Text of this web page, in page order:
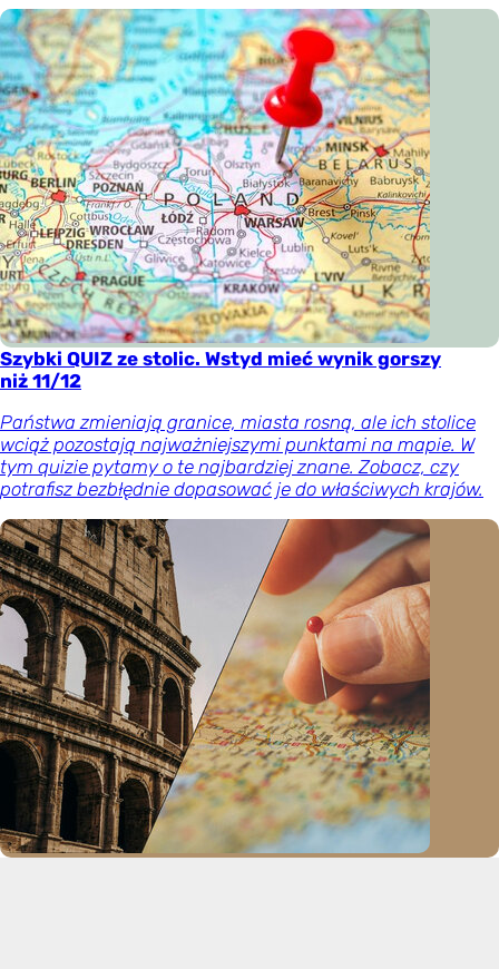
Szybki QUIZ ze stolic. Wstyd mieć wynik gorszy
niż 11/12
Państwa zmieniają granice, miasta rosną, ale ich stolice
wciąż pozostają najważniejszymi punktami na mapie. W
tym quizie pytamy o te najbardziej znane. Zobacz, czy
potrafisz bezbłędnie dopasować je do właściwych krajów.